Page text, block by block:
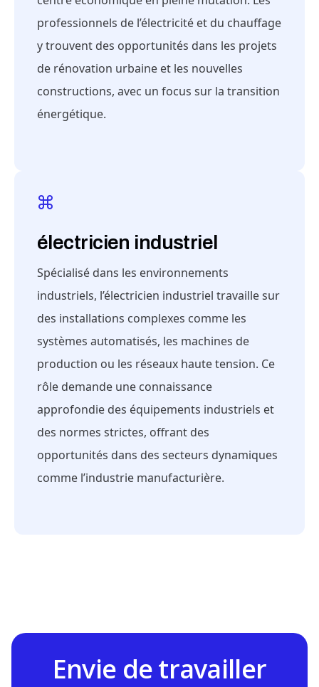
professionnels de l’électricité et du chauffage
y trouvent des opportunités dans les projets
de rénovation urbaine et les nouvelles
constructions, avec un focus sur la transition
énergétique.
électricien industriel
Spécialisé dans les environnements
industriels, l’électricien industriel travaille sur
des installations complexes comme les
systèmes automatisés, les machines de
production ou les réseaux haute tension. Ce
rôle demande une connaissance
approfondie des équipements industriels et
des normes strictes, offrant des
opportunités dans des secteurs dynamiques
comme l’industrie manufacturière.
Envie de travailler